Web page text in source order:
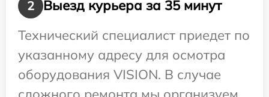
2
Выезд курьера за 35 минут
Технический специалист приедет по
указанному адресу для осмотра
оборудования VISION. В случае